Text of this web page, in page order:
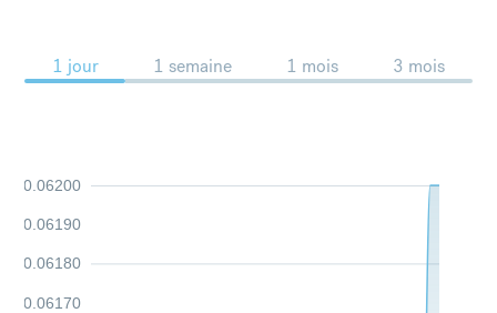
1 jour 1 semaine 1 mois 3 mois
0.06170
0.06180
0.06190
0.06200